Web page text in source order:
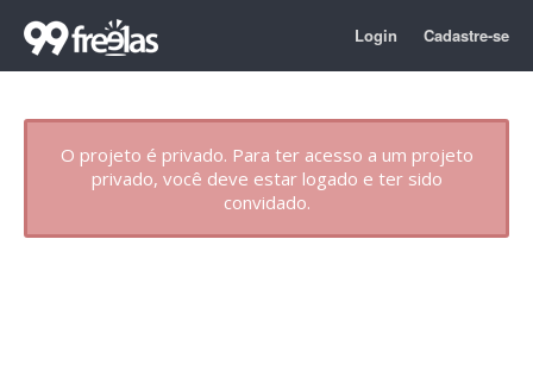
Login Cadastre-se
O projeto é privado. Para ter acesso a um projeto
privado, você deve estar logado e ter sido
convidado.